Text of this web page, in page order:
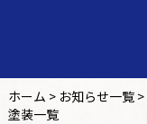
ホーム > お知らせ一覧>
塗装一覧